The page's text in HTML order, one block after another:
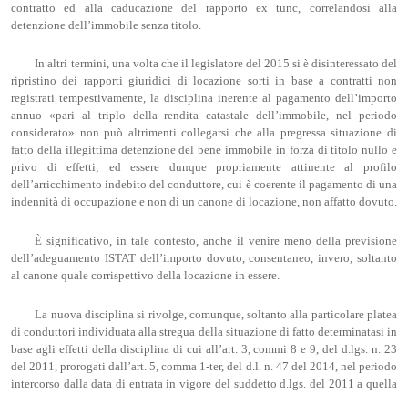
contratto ed alla caducazione del rapporto ex tunc, correlandosi alla
detenzione dell’immobile senza titolo.
In altri termini, una volta che il legislatore del 2015 si è disinteressato del
ripristino dei rapporti giuridici di locazione sorti in base a contratti non
registrati tempestivamente, la disciplina inerente al pagamento dell’importo
annuo «pari al triplo della rendita catastale dell’immobile, nel periodo
considerato» non può altrimenti collegarsi che alla pregressa situazione di
fatto della illegittima detenzione del bene immobile in forza di titolo nullo e
privo di effetti; ed essere dunque propriamente attinente al profilo
dell’arricchimento indebito del conduttore, cui è coerente il pagamento di una
indennità di occupazione e non di un canone di locazione, non affatto dovuto.
È significativo, in tale contesto, anche il venire meno della previsione
dell’adeguamento ISTAT dell’importo dovuto, consentaneo, invero, soltanto
al canone quale corrispettivo della locazione in essere.
La nuova disciplina si rivolge, comunque, soltanto alla particolare platea
di conduttori individuata alla stregua della situazione di fatto determinatasi in
base agli effetti della disciplina di cui all’art. 3, commi 8 e 9, del d.lgs. n. 23
del 2011, prorogati dall’art. 5, comma 1-ter, del d.l. n. 47 del 2014, nel periodo
intercorso dalla data di entrata in vigore del suddetto d.lgs. del 2011 a quella